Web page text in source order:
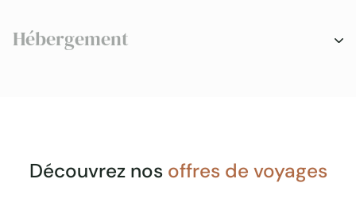
Hébergement
Brasília
Découvrez nos offres de voyages